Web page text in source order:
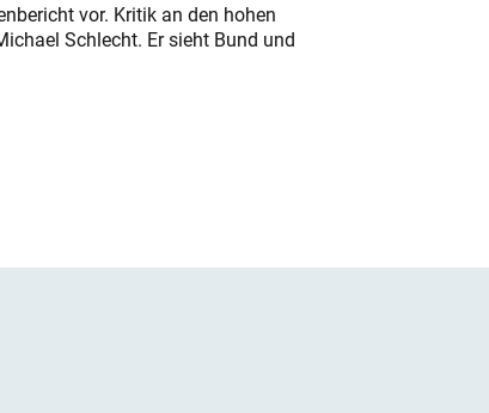
vor. Kritik an den hohen
Schlecht. Er sieht Bund und